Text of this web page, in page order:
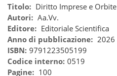
Titolo: Diritto Imprese e Orbite
Autori: Aa.Vv.
Editore: Editoriale Scientifica
Anno di pubblicazione: 2026
ISBN: 9791223505199
Codice interno: 0519
Pagine: 100